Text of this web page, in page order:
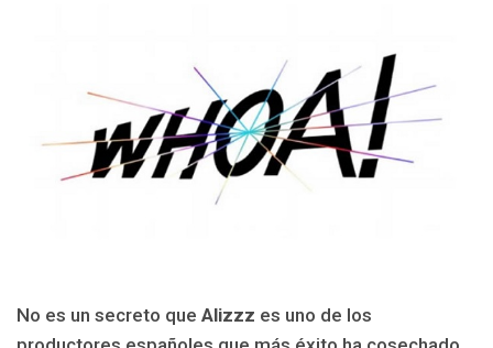
No es un secreto que Alizzz es uno de los